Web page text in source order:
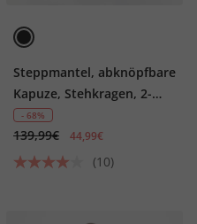
Steppmantel, abknöpfbare
Kapuze, Stehkragen, 2-
Wege-Zipper
- 68%
139,99€ 44,99€
(10)